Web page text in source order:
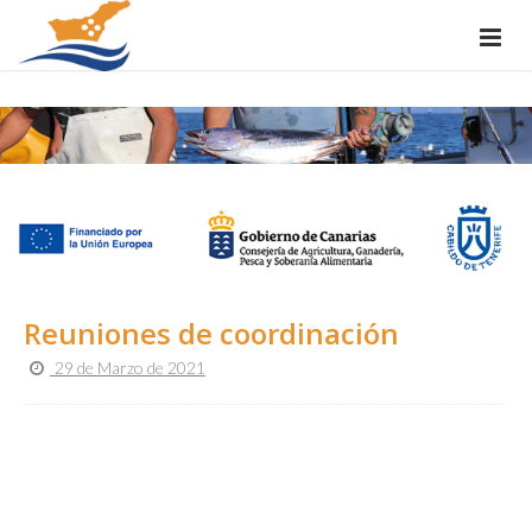
Reuniones de coordinación
29 de Marzo de 2021